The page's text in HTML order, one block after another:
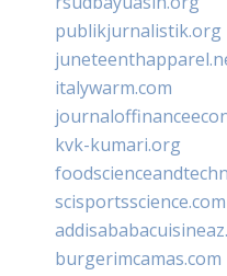
publikjurnalistik.org
italywarm.com
kvk-kumari.org
scisportsscience.com
burgerimcamas.com